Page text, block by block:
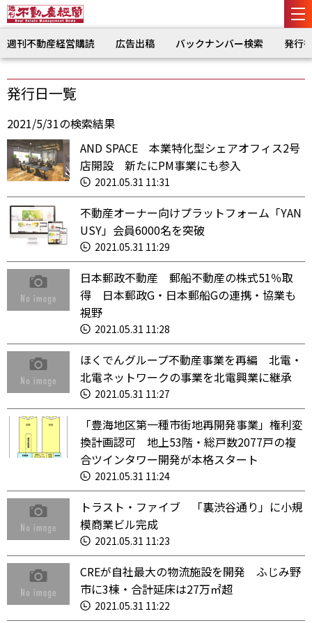
週刊不動産経営購読 広告出稿 バックナンバー検索 発行
発行日一覧
2021/5/31の検索結果
AND SPACE 本業特化型シェアオフィス2号
店開設 新たにPM事業にも参入
2021.05.31 11:31
不動産オーナー向けプラットフォーム「YAN
USY」会員6000名を突破
2021.05.31 11:29
日本郵政不動産 郵船不動産の株式51％取
得 日本郵政G・日本郵船Gの連携・協業も
視野
2021.05.31 11:28
ほくでんグループ不動産事業を再編 北電・
北電ネットワークの事業を北電興業に継承
2021.05.31 11:27
「豊海地区第一種市街地再開発事業」権利変
換計画認可 地上53階・総戸数2077戸の複
合ツインタワー開発が本格スタート
2021.05.31 11:24
トラスト・ファイブ 「裏渋谷通り」に小規
模商業ビル完成
2021.05.31 11:23
CREが自社最大の物流施設を開発 ふじみ野
市に3棟・合計延床は27万㎡超
2021.05.31 11:22